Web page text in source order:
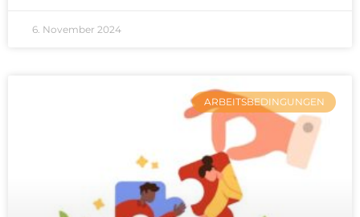
6. November 2024
ARBEITSBEDINGUNGEN